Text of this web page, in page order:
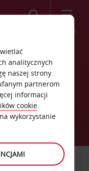
Menu
SAMOCHÓD
DOSTAWCZY
analitycznych
naszej strony.
partnerom
informacji
cookie.
wykorzystanie